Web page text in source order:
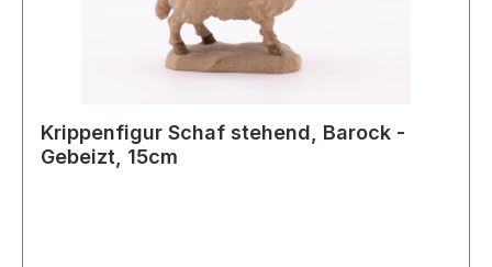
Krippenfigur Schaf stehend, Barock -
Gebeizt, 15cm